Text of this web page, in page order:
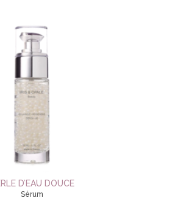
D’EAU DOUCE
Sérum